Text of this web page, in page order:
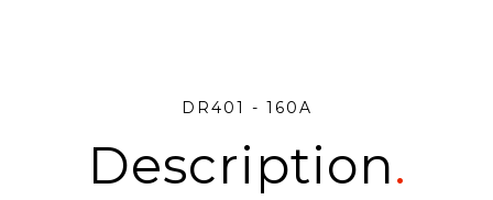
DR401 - 160A
Description